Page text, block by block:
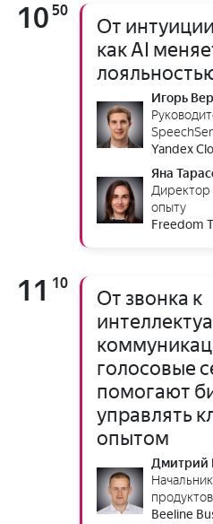
10 50
От
как AI
Игорь
Yandex
Яна
Директор
опыту
Freedom
11 10
От звонка к
голосовые
помогают
управлять
опытом
Дмитрий
продуктов
Beeline